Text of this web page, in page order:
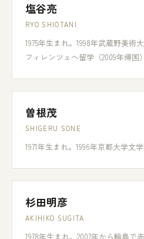
塩谷亮
RYO SHIOTANI
1975年生まれ。1998年武蔵野美術
フィレンツェへ留学（2009年帰国）
曽根茂
SHIGERU SONE
1971年生まれ。1996年京都大学文
杉田明彦
AKIHIKO SUGITA
1978年生まれ。2007年から輪島で